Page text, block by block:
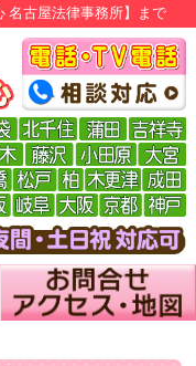
名古屋法律事務所】まで